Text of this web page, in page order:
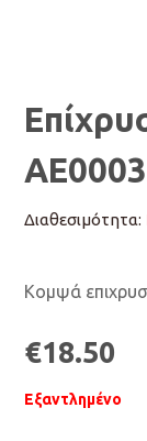
Διαθεσιμότητα:
Κομψά
€18.50
Εξαντλημένο